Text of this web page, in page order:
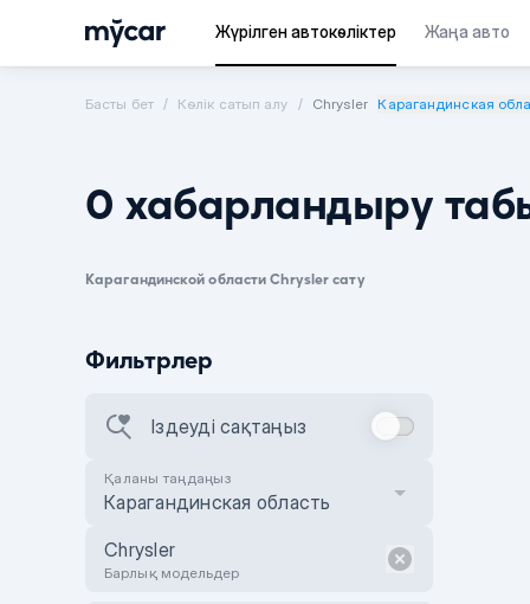
Жүрілген автокөліктер Жаңа авто
Басты бет Көлік сатып алу Chrysler Карагандинская
0 хабарландыру
Карагандинской области Chrysler сату
Фильтрлер
Іздеуді сақтаңыз
Қаланы таңдаңыз
Карагандинская область
Chrysler
Барлық модельдер